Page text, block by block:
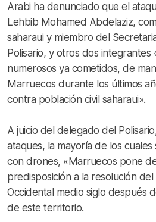
Arabi ha denunciado que el
Lehbib Mohamed Abdelaziz,
saharaui y miembro del
Polisario, y otros dos integrantes
numerosos ya cometidos, de
Marruecos durante los últimos
contra población civil saharaui».
A juicio del delegado del
ataques, la mayoría de los
con drones, «Marruecos pone
predisposición a la resolución
Occidental medio siglo después
de este territorio.